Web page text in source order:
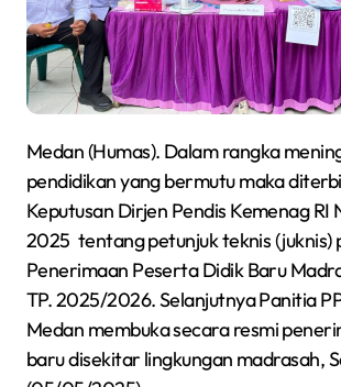
Medan (Humas). Dalam rangka meningkatkan akses
pendidikan yang bermutu maka
Keputusan Dirjen Pendis Kemenag RI
2025 tentang petunjuk teknis (juknis)
Penerimaan Peserta Didik Baru
TP. 2025/2026. Selanjutnya Panitia
Medan membuka secara resmi
baru disekitar lingkungan madrasah,